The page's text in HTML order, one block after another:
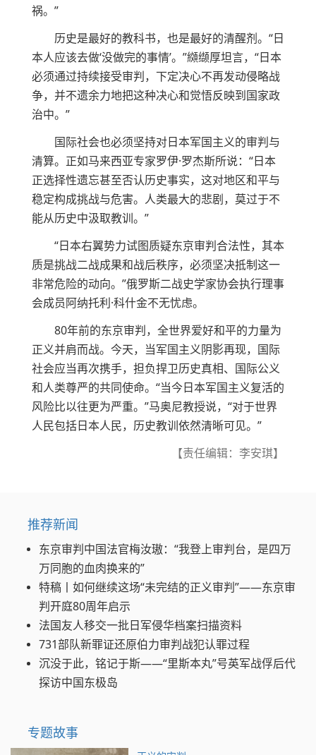
祸。”
历史是最好的教科书，也是最好的清醒剂。“日
本人应该去做‘没做完的事情’。”纐缬厚坦言，“日本
必须通过持续接受审判，下定决心不再发动侵略战
争，并不遗余力地把这种决心和觉悟反映到国家政
治中。”
国际社会也必须坚持对日本军国主义的审判与
清算。正如马来西亚专家罗伊·罗杰斯所说：“日本
正选择性遗忘甚至否认历史事实，这对地区和平与
稳定构成挑战与危害。人类最大的悲剧，莫过于不
能从历史中汲取教训。”
“日本右翼势力试图质疑东京审判合法性，其本
质是挑战二战成果和战后秩序，必须坚决抵制这一
非常危险的动向。”俄罗斯二战史学家协会执行理事
会成员阿纳托利·科什金不无忧虑。
80年前的东京审判，全世界爱好和平的力量为
正义并肩而战。今天，当军国主义阴影再现，国际
社会应当再次携手，担负捍卫历史真相、国际公义
和人类尊严的共同使命。“当今日本军国主义复活的
风险比以往更为严重。”马奥尼教授说，“对于世界
人民包括日本人民，历史教训依然清晰可见。”
【责任编辑：李安琪】
推荐新闻
东京审判中国法官梅汝璈：“我登上审判台，是四万
万同胞的血肉换来的”
特稿丨如何继续这场“未完结的正义审判”——东京审
判开庭80周年启示
法国友人移交一批日军侵华档案扫描资料
731部队新罪证还原伯力审判战犯认罪过程
沉没于此，铭记于斯——“里斯本丸”号英军战俘后代
探访中国东极岛
专题故事